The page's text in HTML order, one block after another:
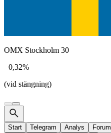
OMX Stockholm 30
−0,32%
(vid stängning)
Start Telegram Analys Forum